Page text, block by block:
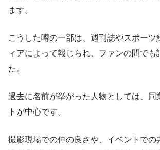
ます。
こうした噂の一部は、週刊誌やスポーツ
ィアによって報じられ、ファンの間でも
た。
過去に名前が挙がった人物としては、同
トが中心です。
撮影現場での仲の良さや、イベントでの